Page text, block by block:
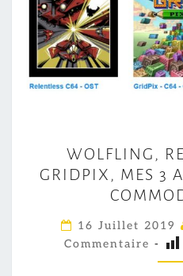
L
I
WOLFLING,
GRIDPIX, MES 3
16 Juillet 2019
Commentaire -